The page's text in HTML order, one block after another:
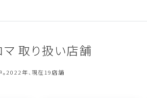
マ 取り扱い店舗
2022年、現在19店舗